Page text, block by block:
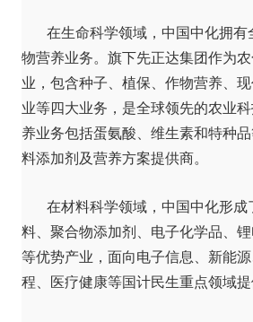
在生命科学领域，中国中化拥有
物营养业务。旗下先正达集团作为
业，包含种子、植保、作物营养、
业等四大业务，是全球领先的农业
养业务包括蛋氨酸、维生素和特种
料添加剂及营养方案提供商。
在材料科学领域，中国中化形成
料、聚合物添加剂、电子化学品、
等优势产业，面向电子信息、新能
程、医疗健康等国计民生重点领域提